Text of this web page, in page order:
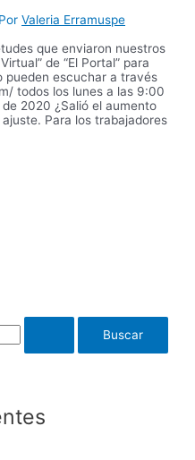
Valeria Erramuspe
que enviaron nuestros
de “El Portal” para
pueden escuchar a través
todos los lunes a las 9:00
2020 ¿Salió el aumento
Para los trabajadores